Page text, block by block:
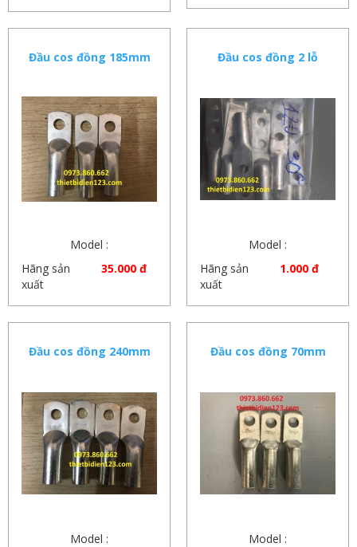
Đầu cos đồng 185mm
Model :
Hãng sản
xuất
35.000 đ
Đầu cos đồng 2 lỗ
Model :
Hãng sản
xuất
1.000 đ
Đầu cos đồng 240mm
Model :
Đầu cos đồng 70mm
Model :